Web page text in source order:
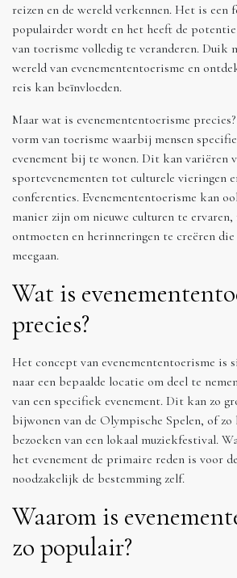
reizen en de wereld verkennen. Het is een
populairder wordt en het heeft de
van toerisme volledig te veranderen. Duik
wereld van evenemententoerisme en
reis kan beïnvloeden.
Maar wat is evenemententoerisme
vorm van toerisme waarbij mensen
evenement bij te wonen. Dit kan variëren
sportevenementen tot culturele vieringen
conferenties. Evenemententoerisme kan
manier zijn om nieuwe culturen te ervaren,
ontmoeten en herinneringen te creëren die
meegaan.
Wat is
precies?
Het concept van evenemententoerisme is
naar een bepaalde locatie om deel te
van een specifiek evenement. Dit kan zo
bijwonen van de Olympische Spelen, of
bezoeken van een lokaal muziekfestival.
het evenement de primaire reden is voor
noodzakelijk de bestemming zelf.
Waarom is
zo populair?